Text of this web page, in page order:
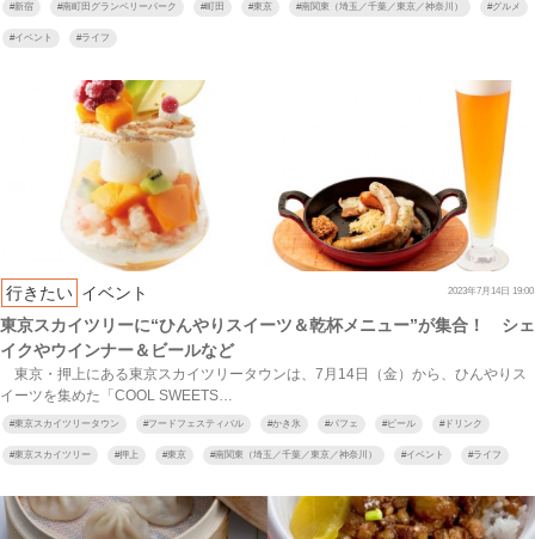
#新宿 #南町田グランベリーパーク #町田 #東京 #南関東（埼玉／千葉／東京／神奈川） #グルメ
#イベント #ライフ
行きたい イベント 2023年7月14日 19:00
東京スカイツリーに“ひんやりスイーツ＆乾杯メニュー”が集合！ シェ
イクやウインナー＆ビールなど
東京・押上にある東京スカイツリータウンは、7月14日（金）から、ひんやりス
イーツを集めた「COOL SWEETS…
#東京スカイツリータウン #フードフェスティバル #かき氷 #パフェ #ビール #ドリンク
#東京スカイツリー #押上 #東京 #南関東（埼玉／千葉／東京／神奈川） #イベント #ライフ